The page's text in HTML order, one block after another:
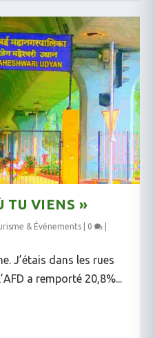
TU VIENS »
& Événements 0
J’étais dans les rues
a remporté 20,8%...